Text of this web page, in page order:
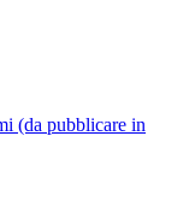
(da pubblicare in